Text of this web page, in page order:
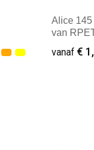
Alice 145
van
vanaf€